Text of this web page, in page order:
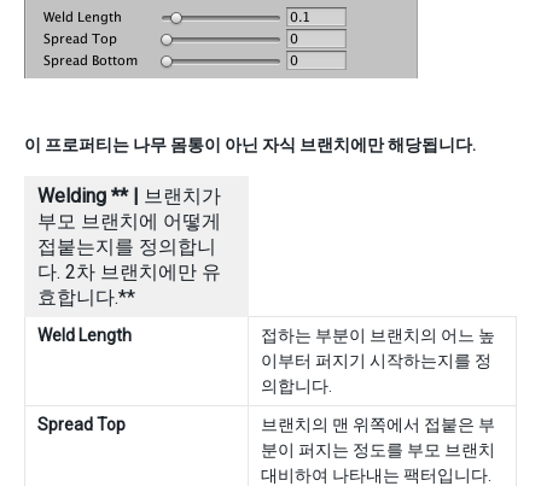
이 프로퍼티는 나무 몸통이 아닌 자식 브랜치에만 해당됩니다.
Welding ** | 브랜치가
부모 브랜치에 어떻게
접붙는지를 정의합니
다. 2차 브랜치에만 유
효합니다.**
Weld Length
접하는 부분이 브랜치의 어느 높
이부터 퍼지기 시작하는지를 정
의합니다.
Spread Top
브랜치의 맨 위쪽에서 접붙은 부
분이 퍼지는 정도를 부모 브랜치
대비하여 나타내는 팩터입니다.